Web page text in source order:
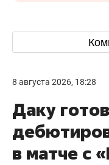
8 августа 2026, 18:28
Даку
в матче с